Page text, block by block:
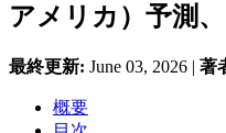
アメリカ）予測
最終更新: June 03, 2026 | 著
概要